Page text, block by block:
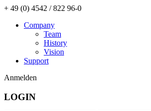
+ 49 (0) 4542 / 822 96-0
Company
Team
History
Vision
Support
Anmelden
LOGIN